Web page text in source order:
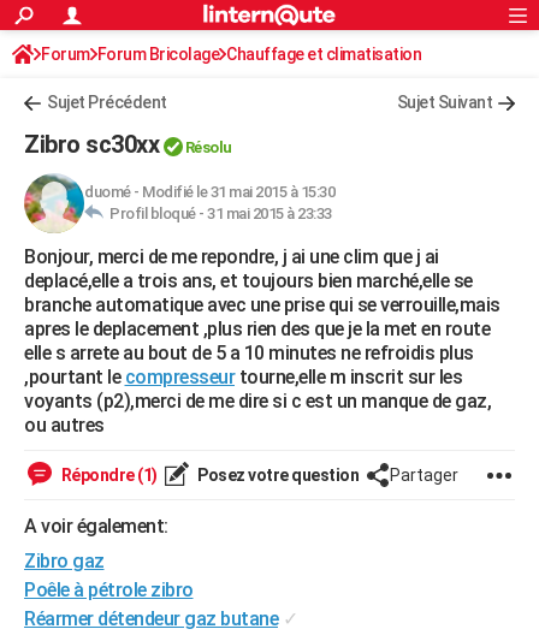
ACTUALITÉS
Politique
Société
Faits Divers
Education
Monde
Villes
+
FINANCE
Retraite
Impôts
Epargne
Immobilier
Risques naturels par ville
Banque
Assurance
Crédit
AUTO
Essais
Réserver un essai
Citadines
Berlines
SUV
Forum auto
+HIGH-TECH
Mobiles
Meilleur smartphone
Internet
Ordinateurs
Jeux vidéo
Guide high-tech
+BRICOLAGE
Forum
Aménagement intérieur
Extérieur
Cuisine
Salle de bains
Jardinage
Rangement
WEEK-END
Guides de France
Escapades
Patrimoine
Expositions
Musées
Week-end nature
LIFESTYLE
Art de vivre
Bien-être
Loisirs
Mode
Modes de vie
SANTE
VOYAGE
Destinations
City break
Voyage nature
Voyage de noces
Forum
Climat
+PHOTO
GUIDES D'ACHAT
Rechercher
S'inscrire
Connexion
Forum Forum Bricolage Chauffage et climatisation
Sujet Précédent Sujet Suivant
Zibro sc30xx Résolu
duomé- Modifié le 31 mai 2015 à 15:30
Profil bloqué - 31 mai 2015 à 23:33
Bonjour, merci de me repondre, j ai une clim que j ai
deplacé,elle a trois ans, et toujours bien marché,elle se
branche automatique avec une prise qui se verrouille,mais
apres le deplacement ,plus rien des que je la met en route
elle s arrete au bout de 5 a 10 minutes ne refroidis plus
,pourtant le compresseurtourne,elle m inscrit sur les
voyants (p2),merci de me dire si c est un manque de gaz,
ou autres
Répondre (1) Posez votre question Partager
A voir également:
Zibro gaz
Poêle à pétrole zibro
Réarmer détendeur gaz butane ✓